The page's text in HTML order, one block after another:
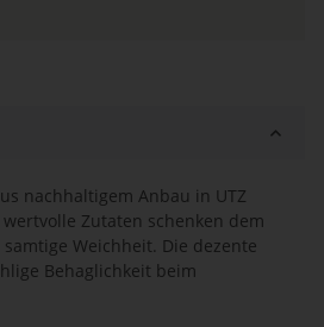
nachhaltigem Anbau in UTZ
Zutaten schenken dem
Weichheit. Die dezente
Behaglichkeit beim